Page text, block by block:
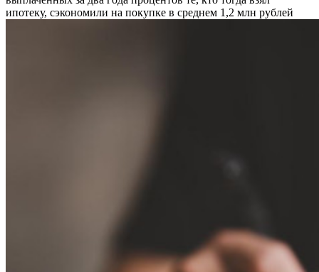
ипотеку, сэкономили на покупке в среднем 1,2 млн рублей